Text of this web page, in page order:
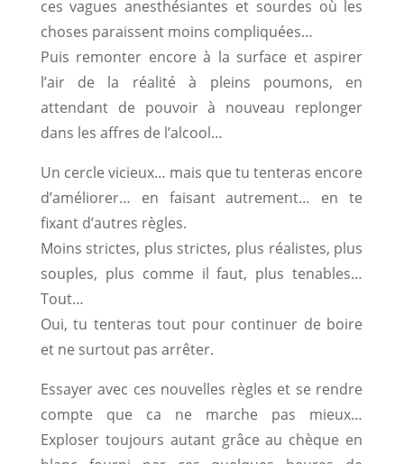
ces vagues anesthésiantes et sourdes où les
choses paraissent moins compliquées…
Puis remonter encore à la surface et aspirer
l’air de la réalité à pleins poumons, en
attendant de pouvoir à nouveau replonger
dans les affres de l’alcool…
Un cercle vicieux… mais que tu tenteras encore
d’améliorer… en faisant autrement… en te
fixant d’autres règles.
Moins strictes, plus strictes, plus réalistes, plus
souples, plus comme il faut, plus tenables…
Tout…
Oui, tu tenteras tout pour continuer de boire
et ne surtout pas arrêter.
Essayer avec ces nouvelles règles et se rendre
compte que ca ne marche pas mieux…
Exploser toujours autant grâce au chèque en